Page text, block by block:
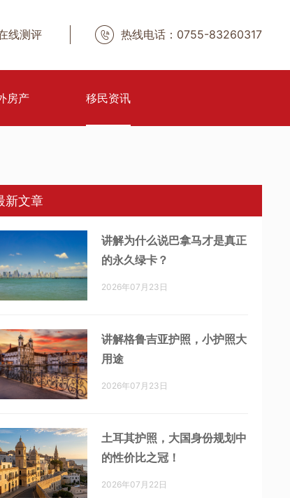
线测评 热线电话：0755-83260317
房产 移民资讯
新文章
讲解为什么说巴拿马才是真正
的永久绿卡？
2026年07月23日
讲解格鲁吉亚护照，小护照大
用途
2026年07月23日
土耳其护照，大国身份规划中
的性价比之冠！
2026年07月22日